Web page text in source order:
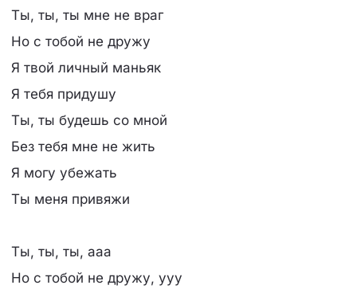
Ты, ты, ты мне не враг
Но с тобой не дружу
Я твой личный маньяк
Я тебя придушу
Ты, ты будешь со мной
Без тебя мне не жить
Я могу убежать
Ты меня привяжи
Ты, ты, ты, ааа
Но с тобой не дружу, ууу